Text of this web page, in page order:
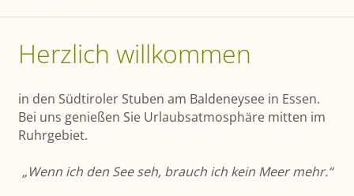
Herzlich willkommen
in den Südtiroler Stuben am Baldeneysee in Essen.
Bei uns genießen Sie Urlaubs­atmosphäre mitten im
Ruhrgebiet.
„Wenn ich den See seh, brauch ich kein Meer mehr.“